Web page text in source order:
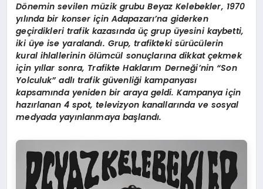
Dönemin sevilen müzik grubu Beyaz Kelebekler, 1970
yılında bir konser için Adapazarı’na giderken
geçirdikleri trafik kazasında üç grup üyesini kaybetti,
iki üye ise yaralandı. Grup, trafikteki sürücülerin
kural ihlallerinin ölümcül sonuçlarına dikkat çekmek
için yıllar sonra, Trafikte Haklarım Derneği’nin “Son
Yolculuk” adlı trafik güvenliği kampanyası
kapsamında yeniden bir araya geldi. Kampanya için
hazırlanan 4 spot, televizyon kanallarında ve sosyal
medyada yayınlanmaya başlandı.